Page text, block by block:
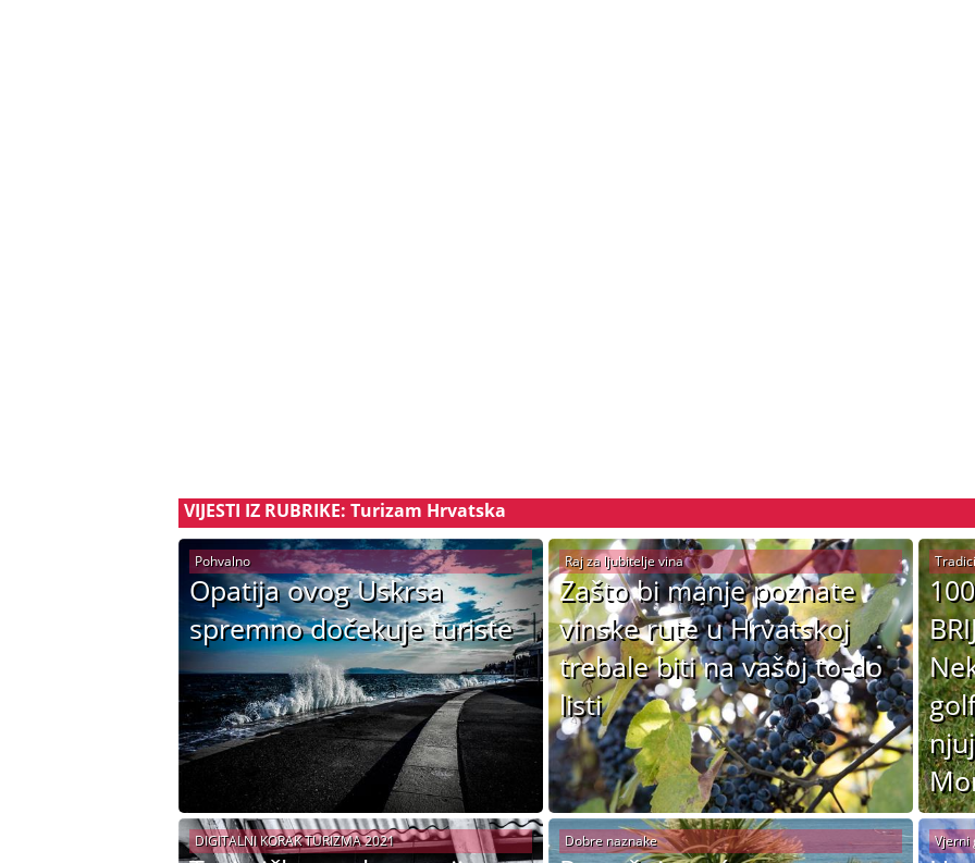
VIJESTI IZ RUBRIKE: Turizam Hrvatska
Opatija ovog Uskrsa
spremno dočekuje turiste
Pohvalno
Zašto bi manje poznate
vinske rute u Hrvatskoj
trebale biti na vašoj to-do
listi
Raj za ljubitelje vina
DIGITALNI KORAK TURIZMA 2021 Dobre naznake Vjerni